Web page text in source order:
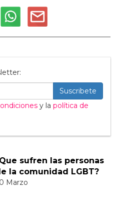
Suscribete
y la política de
sufren las personas
la comunidad LGBT?
Marzo